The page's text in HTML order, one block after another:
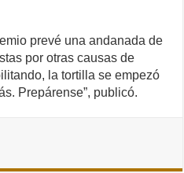
prevé una andanada de
por otras causas de
la tortilla se empezó
Prepárense”, publicó.